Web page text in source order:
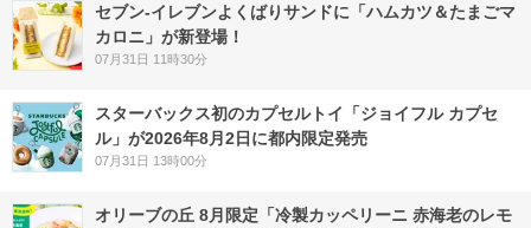
セブン‐イレブンよくばりサンドに「ハムカツ＆たまごマ
カロニ」が新登場！
07月31日 11時30分
スターバックス初のカプセルトイ「ジョイフル カプセ
ル」が2026年8月2日に都内限定発売
07月31日 13時00分
オリーブの丘 8月限定「冷製カッペリーニ 赤海老のレモ